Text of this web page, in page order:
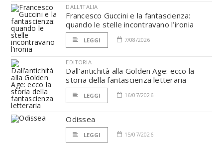
DALL'ITALIA
Francesco Guccini e la fantascienza:
quando le stelle incontravano l’ironia
LEGGI 7/08/2026
EDITORIA
Dall’antichità alla Golden Age: ecco la
storia della fantascienza letteraria
LEGGI 16/07/2026
Odissea
LEGGI 15/07/2026